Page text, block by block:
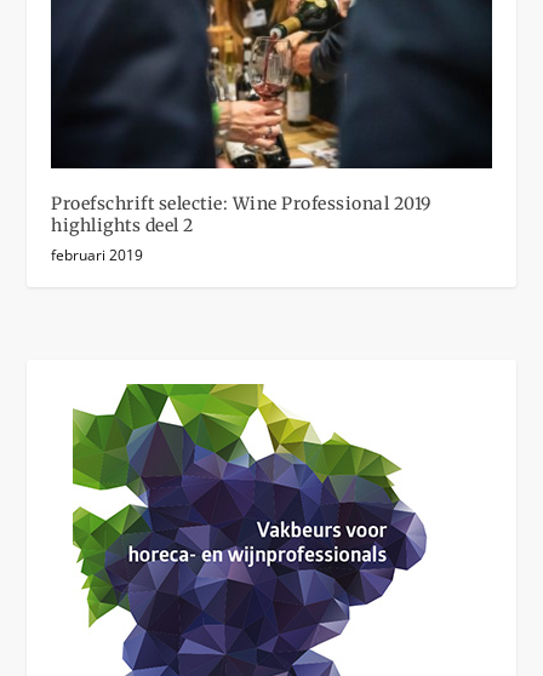
Proefschrift selectie: Wine Professional 2019
highlights deel 2
februari 2019